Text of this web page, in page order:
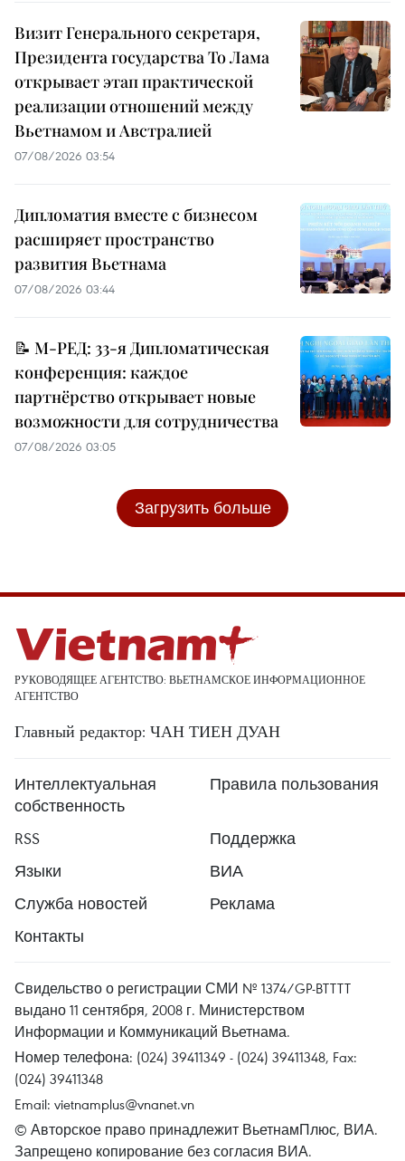
Визит Генерального секретаря,
Президента государства То Лама
открывает этап практической
реализации отношений между
Вьетнамом и Австралией
07/08/2026 03:54
Дипломатия вместе с бизнесом
расширяет пространство
развития Вьетнама
07/08/2026 03:44
📝 М-РЕД: 33-я Дипломатическая
конференция: каждое
партнёрство открывает новые
возможности для сотрудничества
07/08/2026 03:05
Загрузить больше
РУКОВОДЯЩЕЕ АГЕНТСТВО: ВЬЕТНАМСКОЕ ИНФОРМАЦИОННОЕ
АГЕНТСТВО
Главный редактор: ЧАН ТИЕН ДУАН
Интеллектуальная
собственность
Правила пользования
RSS
Поддержка
Языки
ВИА
Служба новостей
Реклама
Контакты
Свидельство о регистрации СМИ № 1374/GP-BTTTT
выдано 11 сентября, 2008 г. Министерством
Информации и Коммуникаций Вьетнама.
Номер телефона: (024) 39411349 - (024) 39411348, Fax:
(024) 39411348
Email: vietnamplus@vnanet.vn
© Авторское право принадлежит ВьетнамПлюс, ВИА.
Запрещено копирование без согласия ВИА.